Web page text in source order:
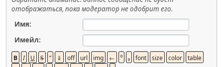
отображаться, пока модератор не одобрит его.
Имя:
Имейл: